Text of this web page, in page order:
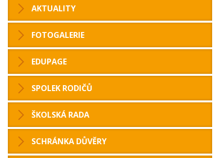
AKTUALITY
FOTOGALERIE
EDUPAGE
SPOLEK RODIČŮ
ŠKOLSKÁ RADA
SCHRÁNKA DŮVĚRY